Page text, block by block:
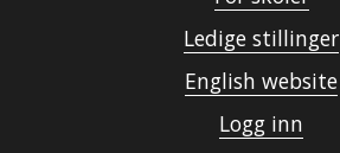
Ledige stillinger
English website
Logg inn